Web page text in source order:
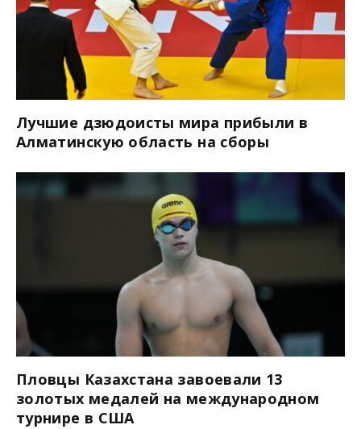
Лучшие дзюдоисты мира прибыли в
Алматинскую область на сборы
Пловцы Казахстана завоевали 13
золотых медалей на международном
турнире в США